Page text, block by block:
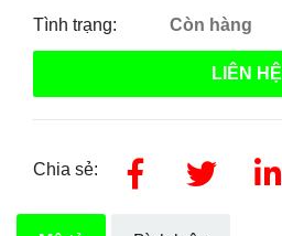
Tình trạng: Còn hàng
LIÊN HỆ
Chia sẻ: